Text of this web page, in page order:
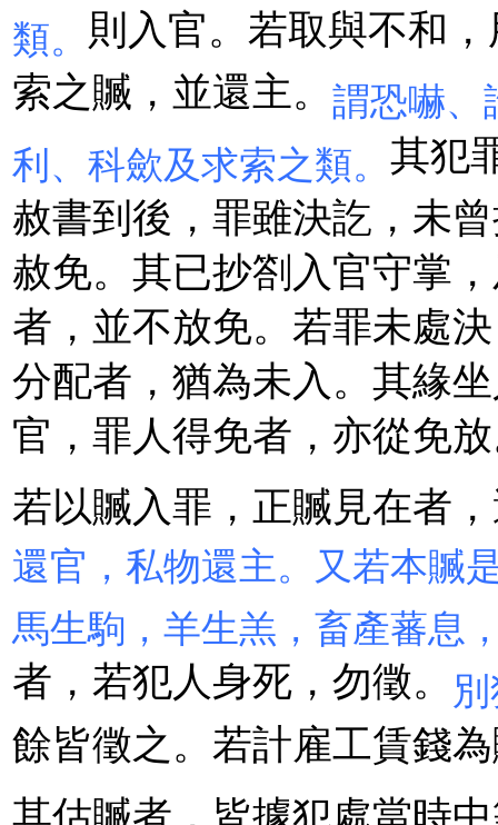
類。 則入官。若取與不和
索之贓，並還主。 謂恐嚇、
利、科歛及求索之類。 其犯
赦書到後，罪雖決訖，未
赦免。其已抄劄入官守掌
者，並不放免。若罪未處
分配者，猶為未入。其緣
官，罪人得免者，亦從免
若以贓入罪，正贓見在者
還官，私物還主。又若本贓
馬生駒，羊生羔，畜產蕃息
者，若犯人身死，勿徵。
餘皆徵之。若計雇工賃錢
其估贓者，皆據犯處當時